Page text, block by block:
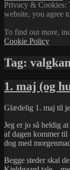
Privacy & Cookies:
website, you agree
To find out more,
Cookie Policy
Tag:
1. maj (og
Glædelig 1. maj til
Jeg er jo så heldig
af dagen kommer
dog med
Begge steder skal